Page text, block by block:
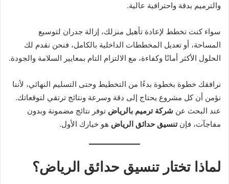
والترميم بدقة واحترافية عالية.
سواء كنت تخطط لإعادة تأهيل منزلك، إزالة جدران لتوسيع
المساحة، أو تعديل المخططات الداخلية بالكامل، فنحن نقدم لك
الحلول الأكثر أمانًا وكفاءة، مع الالتزام التام بمعايير السلامة والجودة.
نرافقك خطوة بخطوة بدءًا من التخطيط وحتى التسليم النهائي، لأننا
نؤمن أن كل مشروع يحتاج إلى دقة وسرعة ونتائج ترتقي لتوقعاتك.
عند البحث عن شركة ترميم بالرياض توفر نتائج مضمونة وبدون
مفاجآت، فإنتنسيق حدائق الرياض هو خيارك الأول.
لماذا تختار تنسيق حدائق الرياض؟